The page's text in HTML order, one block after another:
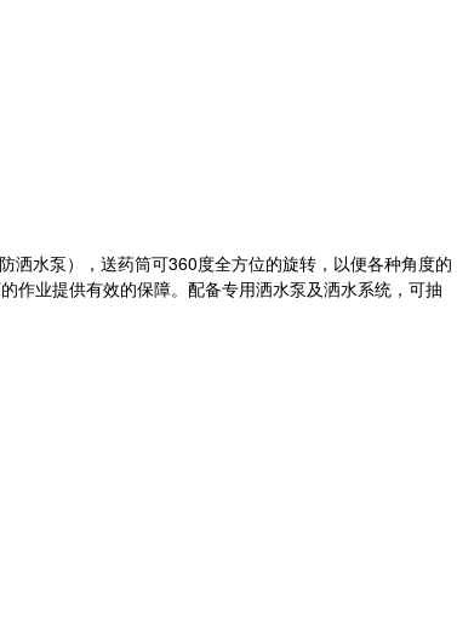
洒水泵），送药筒可360度全方位的旋转，以便各种角度的
作业提供有效的保障。配备专用洒水泵及洒水系统，可抽